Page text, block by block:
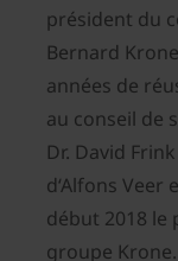
président du
Bernard
années de
au conseil de
Dr. David
d‘Alfons Veer
début 2018 le
groupe